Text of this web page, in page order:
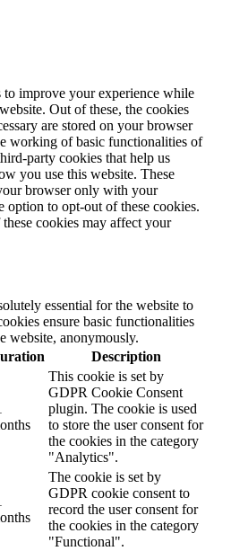
to improve your experience while
Out of these, the cookies
are stored on your browser
working of basic functionalities of
party cookies that help us
you use this website. These
browser only with your
option to opt-out of these cookies.
cookies may affect your
essential for the website to
ensure basic functionalities
website, anonymously.
Description
This cookie is set by
GDPR Cookie Consent
plugin. The cookie is used
to store the user consent for
the cookies in the category
"Analytics".
The cookie is set by
GDPR cookie consent to
record the user consent for
the cookies in the category
"Functional".